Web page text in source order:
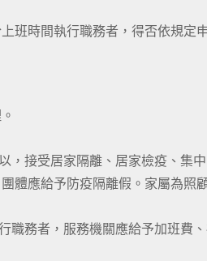
班時間執行職務者，得否依規定
接受居家隔離、居家檢疫、集
體應給予防疫隔離假。家屬為照
職務者，服務機關應給予加班費